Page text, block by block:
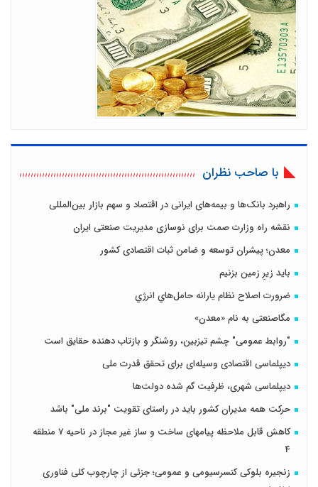
با صاحب نظران
راهبرد بانک‌ها و بیمه‌های ایرانی در اقتصاد و سهم بازار بین‌المللی
نقشه راه وزارت صمت برای نوسازی مدیریت صنعتی ایران
معدن؛ پیشران توسعه و ضامن ثبات اقتصادی کشور
باید زیرِ زمین بزنیم
ضرورت اصلاح نظام يارانه حامل‌هاي انرژي
مگاصنعتی به نام «معدن»
"روابط عمومی" چشم تیزبین، روشنگر و بازتاب دهنده حقایق است
دیپلماسی اقتصادی وسیله‌ای برای تحقق قدرت ملی
دیپلماسی شهری، ظرفیت گم شده دولت‌ها
حرکت همه مدیران کشور باید در راستای تقویت "برند ملی" باشد
کاهش قابل ملاحظه پیامهای ساخت و ساز غیر مجاز در ناحیه 7 منطقه
4
زنجیره بلوکی کنسرسیومی و عمومی؛ جزئی از چارچوب کلی فناوری